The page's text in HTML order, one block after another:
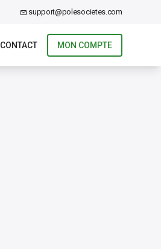
support@polesocietes.com
CONTACT MON COMPTE